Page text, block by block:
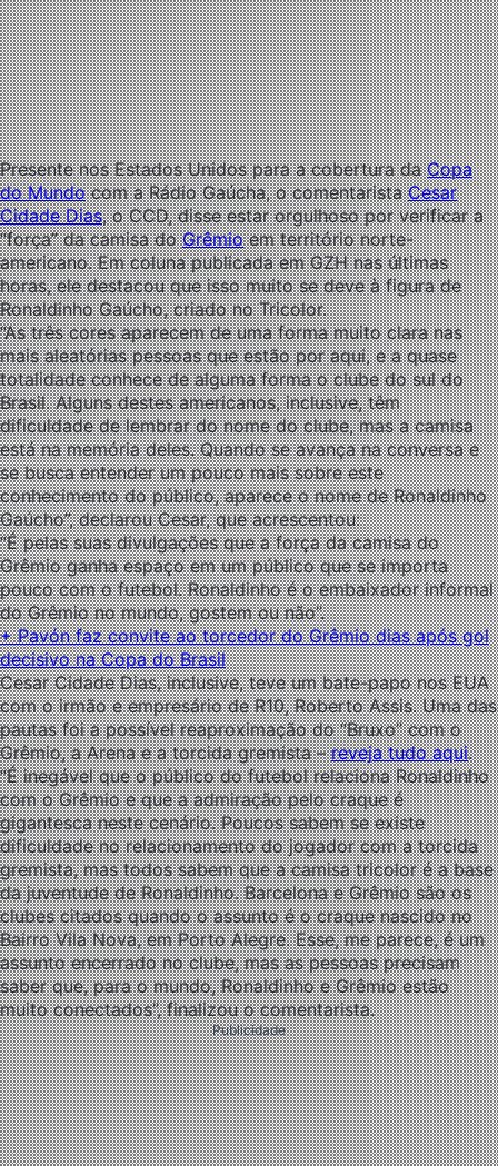
Presente nos Estados Unidos para a cobertura daCopa
do Mundocom a Rádio Gaúcha, o comentaristaCesar
Cidade Dias, o CCD, disse estar orgulhoso por verificar a
“força” da camisa doGrêmioem território norte-
americano. Em coluna publicada em GZH nas últimas
horas, ele destacou que isso muito se deve à figura de
Ronaldinho Gaúcho, criado no Tricolor.
“As três cores aparecem de uma forma muito clara nas
mais aleatórias pessoas que estão por aqui, e a quase
totalidade conhece de alguma forma o clube do sul do
Brasil. Alguns destes americanos, inclusive, têm
dificuldade de lembrar do nome do clube, mas a camisa
está na memória deles. Quando se avança na conversa e
se busca entender um pouco mais sobre este
conhecimento do público, aparece o nome de Ronaldinho
Gaúcho”, declarou Cesar, que acrescentou:
“É pelas suas divulgações que a força da camisa do
Grêmio ganha espaço em um público que se importa
pouco com o futebol. Ronaldinho é o embaixador informal
do Grêmio no mundo, gostem ou não”.
+ Pavón faz convite ao torcedor do Grêmio dias após gol
decisivo na Copa do Brasil
Cesar Cidade Dias, inclusive, teve um bate-papo nos EUA
com o irmão e empresário de R10, Roberto Assis. Uma das
pautas foi a possível reaproximação do “Bruxo” com o
Grêmio, a Arena e a torcida gremista –reveja tudo aqui.
“É inegável que o público do futebol relaciona Ronaldinho
com o Grêmio e que a admiração pelo craque é
gigantesca neste cenário. Poucos sabem se existe
dificuldade no relacionamento do jogador com a torcida
gremista, mas todos sabem que a camisa tricolor é a base
da juventude de Ronaldinho. Barcelona e Grêmio são os
clubes citados quando o assunto é o craque nascido no
Bairro Vila Nova, em Porto Alegre. Esse, me parece, é um
assunto encerrado no clube, mas as pessoas precisam
saber que, para o mundo, Ronaldinho e Grêmio estão
muito conectados”, finalizou o comentarista.
Publicidade